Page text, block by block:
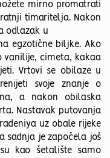
mirno promatrati
timaritelja. Nakon
odlazak u
egzotične biljke. Ako
vanilije, cimeta, kakaa
Vrtovi se obilaze u
svoje znanje o
a nakon obilaska
Nastavak putovanja
uz obale rijeke
sadnja je započela još
kao šetalište samo